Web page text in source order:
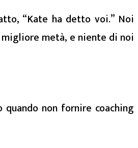
“Kate ha detto voi.” Noi
metà, e niente di noi
non fornire coaching